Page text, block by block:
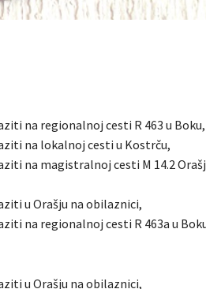
na regionalnoj cesti R 463 u Boku,
na lokalnoj cesti u Kostrču,
na magistralnoj cesti M 14.2
u Orašju na obilaznici,
na regionalnoj cesti R 463a u
u Orašju na obilaznici,